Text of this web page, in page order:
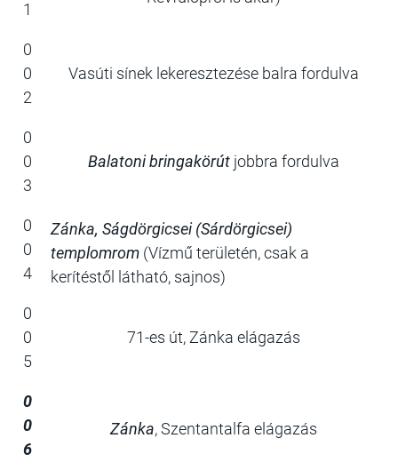
1
0
0
2
Vasúti sínek lekeresztezése balra fordulva
0
0
3
Balatoni bringakörútjobbra fordulva
0
0
4
Zánka, Ságdörgicsei (Sárdörgicsei)
templomrom (Vízmű területén, csak a
kerítéstől látható, sajnos)
0
0
5
71-es út, Zánka elágazás
0
0
6
Zánka, Szentantalfa elágazás